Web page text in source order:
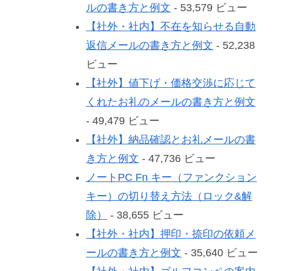
ルの書き方と例文 - 53,579 ビュー
【社外・社内】不在を知らせる自動
返信メールの書き方と例文 - 52,238
ビュー
【社外】値下げ・価格交渉に応じて
くれたお礼のメールの書き方と例文
- 49,479 ビュー
【社外】納品確認とお礼メールの書
き方と例文 - 47,736 ビュー
ノートPC Fn キー（ファンクション
キー）の切り替え方法（ロック&解
除）
- 38,655 ビュー
【社外・社内】押印・捺印の依頼メ
ールの書き方と例文 - 35,640 ビュー